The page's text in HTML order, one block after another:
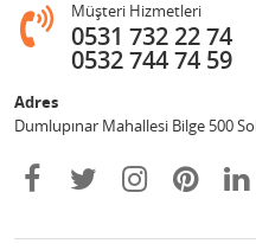
Müşteri Hizmetleri
0531 732 22 74
0532 744 74 59
Adres
Dumlupınar Mahallesi Bilge 500